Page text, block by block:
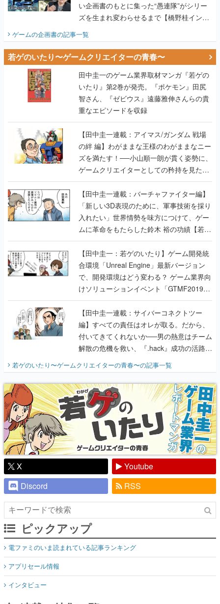
い企画書のもとに集った“愚連隊”がシリー
ズを生まれ変わらせるまで【橋野桂インタ
ビュー】
ゲームの企画書の記事一覧
若ゲのいたり〜ゲームクリエイターの青春〜
田中圭一のゲーム業界取材マンガ『若ゲの
いたり』第2巻が発売。『ポケモン』田尻
智さん、『ゼビウス』遠藤雅伸さんらの貴
重なエピソードを収録
【田中圭一連載：アイマス/ガンダム 戦場
の絆 編】わがままな王様のわがままなニー
ズを満たす！──小山順一朗が貫く姿勢に、
ゲームクリエイターとしての矜持を見た
【若ゲのいたり最終回】
【田中圭一連載：バーチャファイター編】
「新しい3D表現のために、軍事技術を採り
入れたい」世界情勢を味方につけて、ゲー
ムに革命をもたらした鈴木 裕の功績【若ゲ
のいたり】
【田中圭一：若ゲのいたり】ゲーム開発統
合環境「Unreal Engine」最新バージョン
で、開発環境はどう変わる？ ゲーム業界向
けソリューションイベント「GTMF2019」
に行って、より理解を深めよう【PR】
【田中圭一連載：サイバーコネクトツー
編】すべての責任はオレが取る。だから、
付いてきてくれないか──男の熱意はチーム
解散の危機を救い、『.hack』成功の活路を
開く。業界の快男児・松山 洋に流れる血は
『少年ジャンプ』色だった【若ゲのいた
り】
若ゲのいたり〜ゲームクリエイターの青春〜の記事一覧
X
Youtube
Discord
RSS
ピックアップ
電ファミのいま読まれている記事ランキング
アプリセール情報
インタビュー